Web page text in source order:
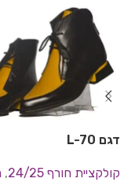
דגם L-70
קולקציית חורף 24/25 ,